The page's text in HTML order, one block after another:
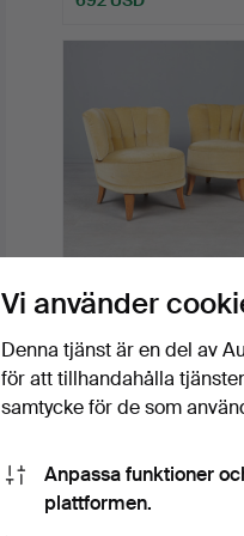
OTTO SCHULZ.
ART. Par
Klubbades 25 jul 2026
17 bud
532 USD
Vi använder
Denna tjänst är en del av
för att tillhandahålla
samtycke för de som
Anpassa funktioner
plattformen.